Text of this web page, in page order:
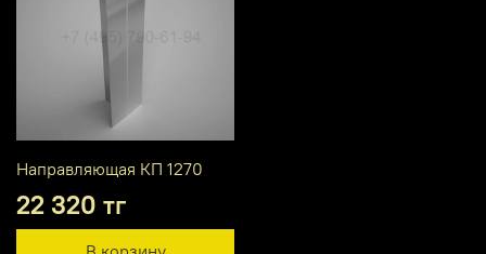
Направляющая КП 1270
22 320 тг